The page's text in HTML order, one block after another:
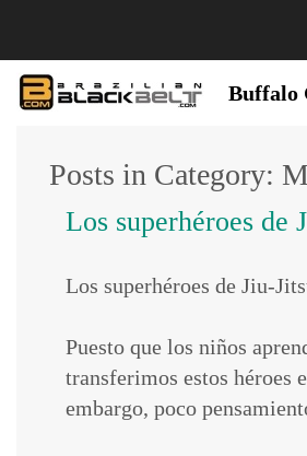
Buffalo
Posts in Category:
Los superhéroes de
Los superhéroes de Jiu-
Puesto que los niños
transferimos estos héroes
embargo, poco